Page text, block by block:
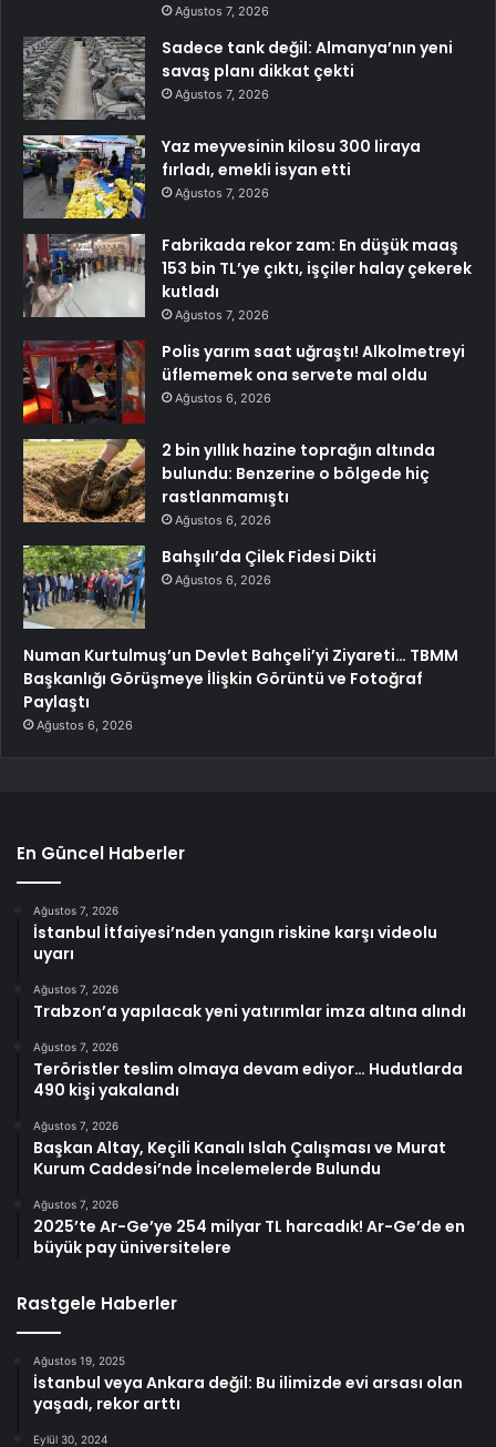
Ağustos 7, 2026
Sadece tank değil: Almanya’nın yeni
savaş planı dikkat çekti
Ağustos 7, 2026
Yaz meyvesinin kilosu 300 liraya
fırladı, emekli isyan etti
Ağustos 7, 2026
Fabrikada rekor zam: En düşük maaş
153 bin TL’ye çıktı, işçiler halay çekerek
kutladı
Ağustos 7, 2026
Polis yarım saat uğraştı! Alkolmetreyi
üflememek ona servete mal oldu
Ağustos 6, 2026
2 bin yıllık hazine toprağın altında
bulundu: Benzerine o bölgede hiç
rastlanmamıştı
Ağustos 6, 2026
Bahşılı’da Çilek Fidesi Dikti
Ağustos 6, 2026
Numan Kurtulmuş’un Devlet Bahçeli’yi Ziyareti… TBMM
Başkanlığı Görüşmeye İlişkin Görüntü ve Fotoğraf
Paylaştı
Ağustos 6, 2026
En Güncel Haberler
Ağustos 7, 2026
İstanbul İtfaiyesi’nden yangın riskine karşı videolu
uyarı
Ağustos 7, 2026
Trabzon’a yapılacak yeni yatırımlar imza altına alındı
Ağustos 7, 2026
Teröristler teslim olmaya devam ediyor… Hudutlarda
490 kişi yakalandı
Ağustos 7, 2026
Başkan Altay, Keçili Kanalı Islah Çalışması ve Murat
Kurum Caddesi’nde İncelemelerde Bulundu
Ağustos 7, 2026
2025’te Ar-Ge’ye 254 milyar TL harcadık! Ar-Ge’de en
büyük pay üniversitelere
Rastgele Haberler
Ağustos 19, 2025
İstanbul veya Ankara değil: Bu ilimizde evi arsası olan
yaşadı, rekor arttı
Eylül 30, 2024